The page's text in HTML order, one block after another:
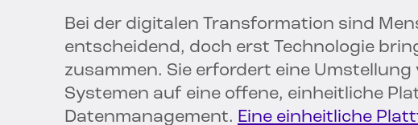
Bei der digitalen Transformation sind
entscheidend, doch erst Technologie
zusammen. Sie erfordert eine
Systemen auf eine offene, einheitliche
Datenmanagement. Eine einheitliche